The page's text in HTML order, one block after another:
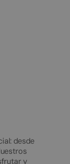
desde
y